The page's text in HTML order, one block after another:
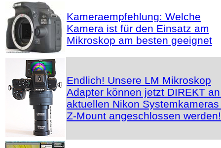
Kameraempfehlung: Welche
Kamera ist für den Einsatz am
Mikroskop am besten geeignet
Endlich! Unsere LM Mikroskop
Adapter können jetzt DIREKT
aktuellen Nikon
Z-Mount angeschlossen werden!